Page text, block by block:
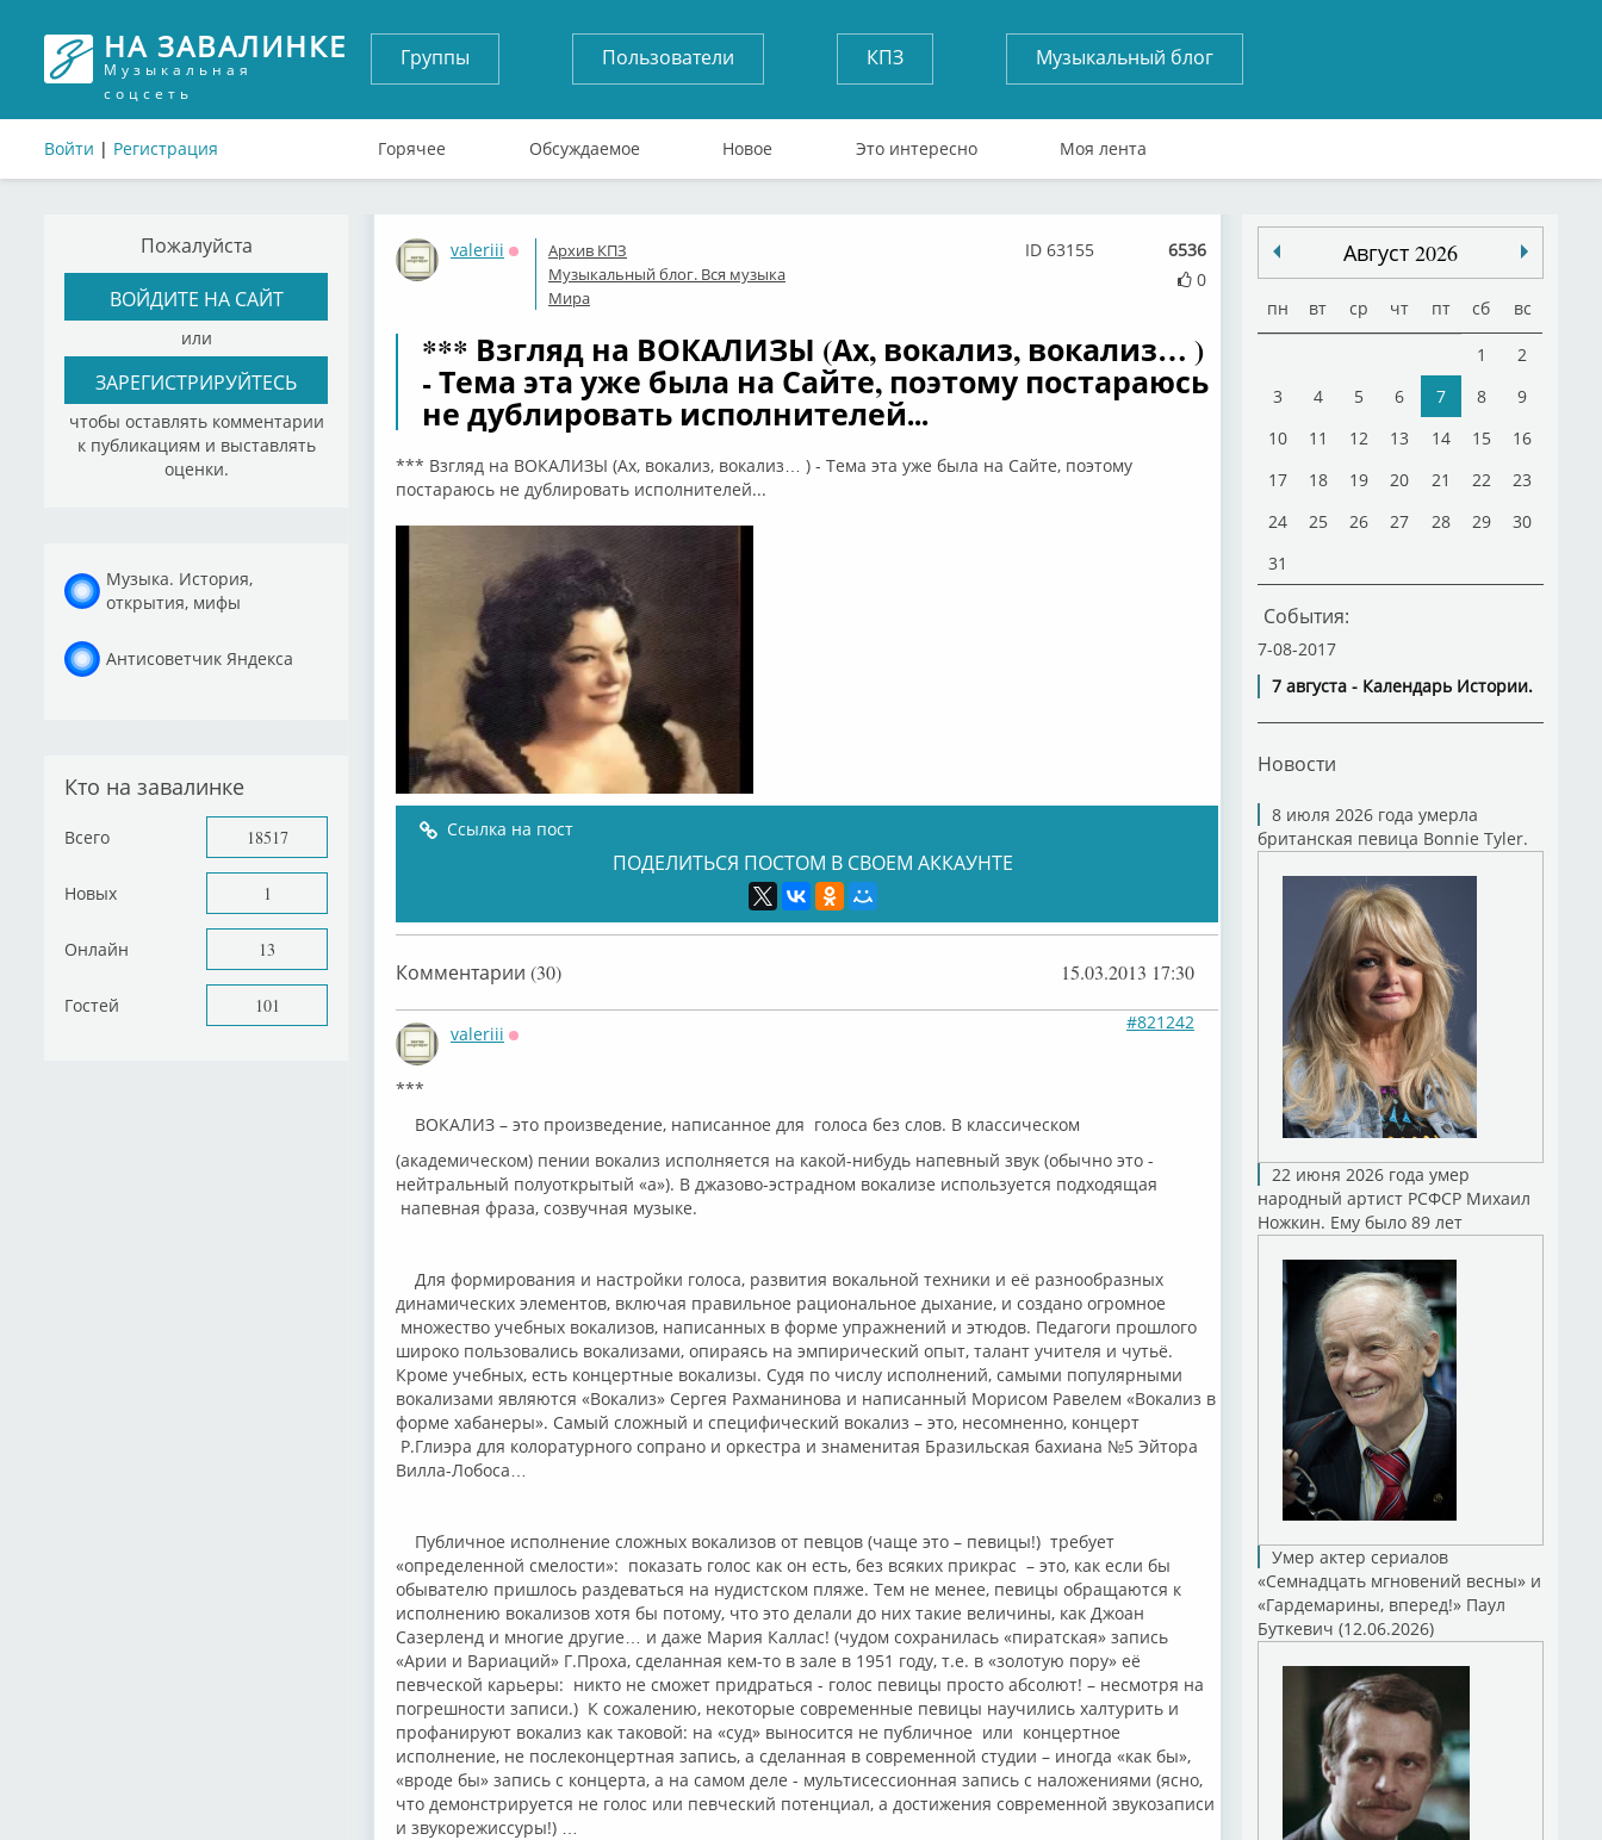
НА ЗАВАЛИНКЕ
Музыкальная
соцсеть
Войти | Регистрация
Группы Пользователи КПЗ Музыкальный блог
Горячее Обсуждаемое Новое Это интересно Моя лента
Пожалуйста
ВОЙДИТЕ НА САЙТ
или
ЗАРЕГИСТРИРУЙТЕСЬ
чтобы оставлять комментарии
к публикациям и выставлять
оценки.
Музыка. История,
открытия, мифы
Антисоветчик Яндекса
Кто на завалинке
Всего 18517
Новых 1
Онлайн 13
Гостей 101
valeriii
Оффлайн
Архив КПЗ
Музыкальный блог. Вся музыка
Мира
6536
0
ID 63155
*** Взгляд на ВОКАЛИЗЫ (Ах, вокализ, вокализ… )
- Тема эта уже была на Сайте, поэтому постараюсь
не дублировать исполнителей...
*** Взгляд на ВОКАЛИЗЫ (Ах, вокализ, вокализ… ) - Тема эта уже была на Сайте, поэтому
постараюсь не дублировать исполнителей...
Ссылка на пост
ПОДЕЛИТЬСЯ ПОСТОМ В СВОЕМ АККАУНТЕ
Комментарии (30) 15.03.2013 17:30
valeriii
#821242
***
ВОКАЛИЗ – это произведение, написанное для голоса без слов. В классическом
(академическом) пении вокализ исполняется на какой-нибудь напевный звук (обычно это -
нейтральный полуоткрытый «а»). В джазово-эстрадном вокализе используется подходящая
напевная фраза, созвучная музыке.
Для формирования и настройки голоса, развития вокальной техники и её разнообразных
динамических элементов, включая правильное рациональное дыхание, и создано огромное
множество учебных вокализов, написанных в форме упражнений и этюдов. Педагоги прошлого
широко пользовались вокализами, опираясь на эмпирический опыт, талант учителя и чутьё.
Кроме учебных, есть концертные вокализы. Судя по числу исполнений, самыми популярными
вокализами являются «Вокализ» Сергея Рахманинова и написанный Морисом Равелем «Вокализ в
форме хабанеры». Самый сложный и специфический вокализ – это, несомненно, концерт
Р.Глиэра для колоратурного сопрано и оркестра и знаменитая Бразильская бахиана №5 Эйтора
Вилла-Лобоса…
Публичное исполнение сложных вокализов от певцов (чаще это – певицы!) требует
«определенной смелости»: показать голос как он есть, без всяких прикрас – это, как если бы
обывателю пришлось раздеваться на нудистском пляже. Тем не менее, певицы обращаются к
исполнению вокализов хотя бы потому, что это делали до них такие величины, как Джоан
Сазерленд и многие другие… и даже Мария Каллас! (чудом сохранилась «пиратская» запись
«Арии и Вариаций» Г.Проха, сделанная кем-то в зале в 1951 году, т.е. в «золотую пору» её
певческой карьеры: никто не сможет придраться - голос певицы просто абсолют! – несмотря на
погрешности записи.) К сожалению, некоторые современные певицы научились халтурить и
профанируют вокализ как таковой: на «суд» выносится не публичное или концертное
исполнение, не послеконцертная запись, а сделанная в современной студии – иногда «как бы»,
«вроде бы» запись с концерта, а на самом деле - мультисессионная запись с наложениями (ясно,
что демонстрируется не голос или певческий потенциал, а достижения современной звукозаписи
и звукорежиссуры!) …
Август 2026
пн вт ср чт пт сб вс
1
2
3
4 5 6 7 8
9
10
11 12 13 14 15
16
17
18 19 20 21 22
23
24
25 26 27 28 29
30
31
События:
7-08-2017
7 августа - Календарь Истории.
Новости
8 июля 2026 года умерла
британская певица Bonnie Tyler.
22 июня 2026 года умер
народный артист РСФСР Михаил
Ножкин. Ему было 89 лет
Умер актер сериалов
«Семнадцать мгновений весны» и
«Гардемарины, вперед!» Паул
Буткевич (12.06.2026)